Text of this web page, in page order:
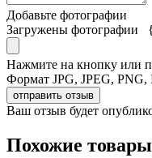
Добавьте фотографии
Загружены фотографии
Нажмите на кнопку или
Формат JPG, JPEG, PNG,
отправить отзыв
Ваш отзыв будет
Похожие товары